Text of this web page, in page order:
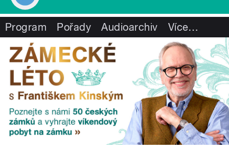
Program Pořady Audioarchiv Více…